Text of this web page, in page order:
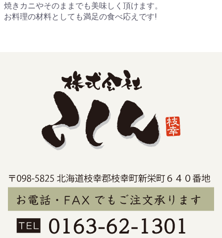
焼きカニやそのままでも美味しく頂けます。
お料理の材料としても満足の食べ応えです!